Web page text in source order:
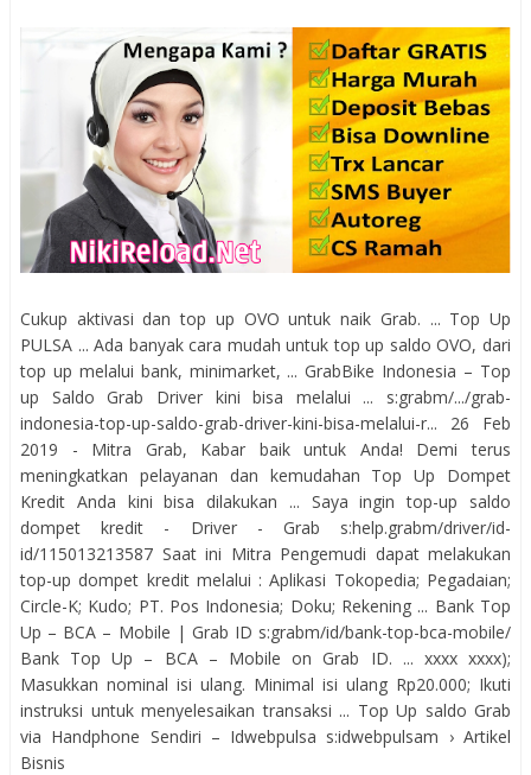
Cukup aktivasi dan top up OVO untuk naik Grab. ... Top Up
PULSA ... Ada banyak cara mudah untuk top up saldo OVO, dari
top up melalui bank, minimarket, ... GrabBike Indonesia – Top
up Saldo Grab Driver kini bisa melalui ... s:grabm/.../grab-
indonesia-top-up-saldo-grab-driver-kini-bisa-melalui-r... 26 Feb
2019 - Mitra Grab, Kabar baik untuk Anda! Demi terus
meningkatkan pelayanan dan kemudahan Top Up Dompet
Kredit Anda kini bisa dilakukan ... Saya ingin top-up saldo
dompet kredit - Driver - Grab s:help.grabm/driver/id-
id/115013213587 Saat ini Mitra Pengemudi dapat melakukan
top-up dompet kredit melalui : Aplikasi Tokopedia; Pegadaian;
Circle-K; Kudo; PT. Pos Indonesia; Doku; Rekening ... Bank Top
Up – BCA – Mobile | Grab ID s:grabm/id/bank-top-bca-mobile/
Bank Top Up – BCA – Mobile on Grab ID. ... xxxx xxxx);
Masukkan nominal isi ulang. Minimal isi ulang Rp20.000; Ikuti
instruksi untuk menyelesaikan transaksi ... Top Up saldo Grab
via Handphone Sendiri – Idwebpulsa s:idwebpulsam › Artikel
Bisnis